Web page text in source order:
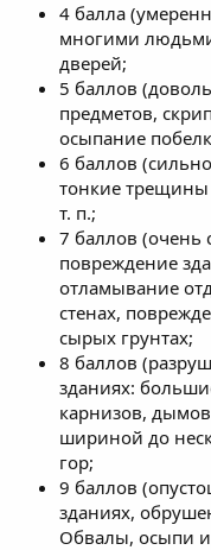
4 балла
многими
дверей;
5 баллов
предметов,
осыпание
6 баллов
тонкие трещины
т. п.;
7 баллов (очень
повреждение
отламывание
стенах,
сырых грунтах;
8 баллов
зданиях:
карнизов,
шириной до
гор;
9 баллов
зданиях,
Обвалы, осыпи и